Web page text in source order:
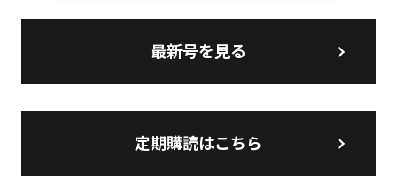
最新号を見る
定期購読はこちら